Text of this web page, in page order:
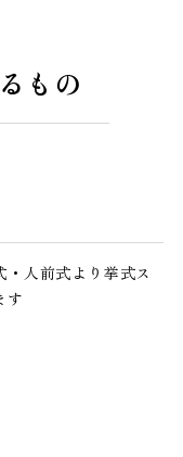
もの
人前式より挙式ス
す